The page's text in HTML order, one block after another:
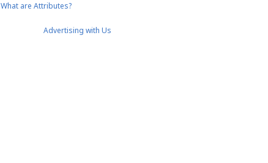
What are Attributes?
Advertising with Us